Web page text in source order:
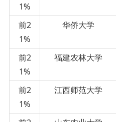
1%
前2
1%
华侨大学
前2
1%
福建农林大学
前2
1%
江西师范大学